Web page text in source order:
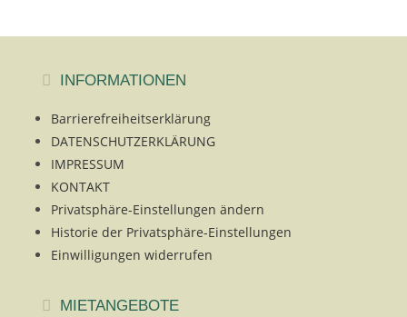
INFORMATIONEN
Barrierefreiheitserklärung
DATENSCHUTZERKLÄRUNG
IMPRESSUM
KONTAKT
Privatsphäre-Einstellungen ändern
Historie der Privatsphäre-Einstellungen
Einwilligungen widerrufen
MIETANGEBOTE